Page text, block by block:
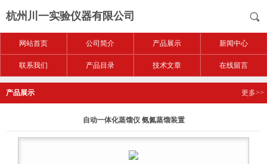
杭州川一实验仪器有限公司
网站首页 公司简介 产品展示 新闻中心
联系我们 产品目录 技术文章 在线留言
产品展示 更多>>
自动一体化蒸馏仪 氨氮蒸馏装置